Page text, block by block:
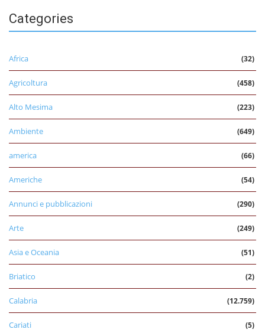
Categories
Africa (32)
Agricoltura (458)
Alto Mesima (223)
Ambiente (649)
america (66)
Americhe (54)
Annunci e pubblicazioni (290)
Arte (249)
Asia e Oceania (51)
Briatico (2)
Calabria (12.759)
Cariati (5)